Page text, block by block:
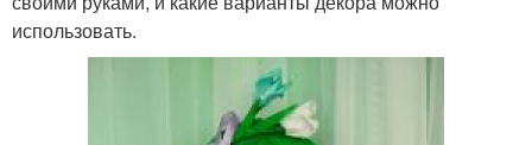
использовать.